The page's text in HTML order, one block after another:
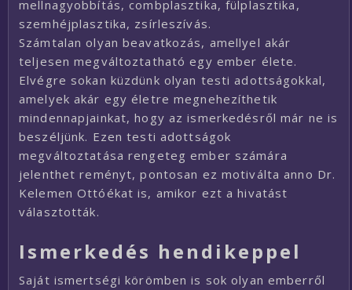
mellnagyobbítás, combplasztika, fülplasztika,
szemhéjplasztika, zsírleszívás.
Számtalan olyan beavatkozás, amellyel akár
teljesen megváltoztatható egy ember élete.
Elvégre sokan küzdünk olyan testi adottságokkal,
amelyek akár egy életre megnehezíthetik
mindennapjainkat, hogy az ismerkedésről már ne is
beszéljünk. Ezen testi adottságok
megváltoztatása rengeteg ember számára
jelenthet reményt, pontosan ez motiválta anno Dr.
Kelemen Ottóékat is, amikor ezt a hivatást
választották.
Ismerkedés hendikeppel
Saját ismertségi körömben is sok olyan emberről